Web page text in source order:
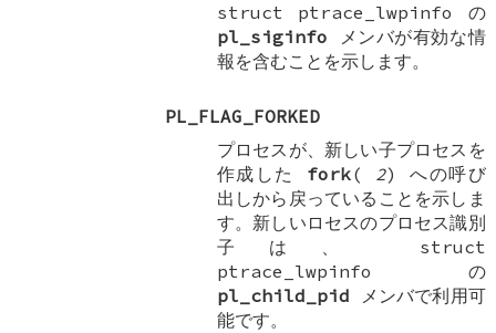
struct ptrace_lwpinfo
の
pl_siginfo メンバが有効な情
報を含むことを示します。
PL_FLAG_FORKED
プロセスが、新しい子プロセスを
作成した fork( 2) への呼び
出しから戻っていることを示しま
す。新しいロセスのプロセス識別
子は、 struct
ptrace_lwpinfo の
pl_child_pid メンバで利用可
能です。